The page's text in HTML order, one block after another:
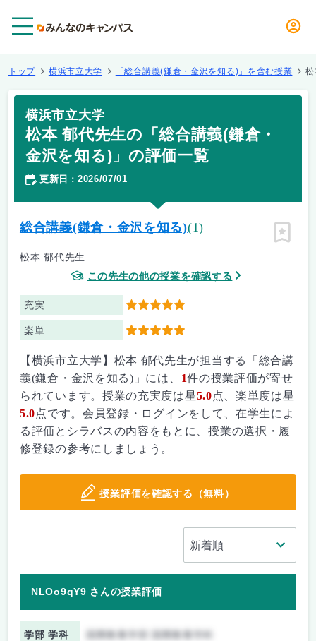
トップ 横浜市立大学 「総合講義(鎌倉・金沢を知る)」を含む授業 松
横浜市立大学
松本 郁代先生の「総合講義(鎌倉・
金沢を知る)」の評価一覧
更新日 ： 2026/07/01
総合講義(鎌倉・金沢を知る)(1)
松本 郁代先生
この先生の他の授業を確認する
充実 5
楽単 5
ピン留
【横浜市立大学】松本 郁代先生が担当する「総合講
義(鎌倉・金沢を知る)」には、 1件の授業評価が寄せ
られています。授業の充実度は星5.0点、楽単度は星
5.0点です。会員登録・ログインをして、在学生によ
る評価とシラバスの内容をもとに、授業の選択・履
修登録の参考にしましょう。
授業評価を確認する（無料）
NLOo9qY9 さんの授業評価
学部 学科 国際教養学部 国際教養学科